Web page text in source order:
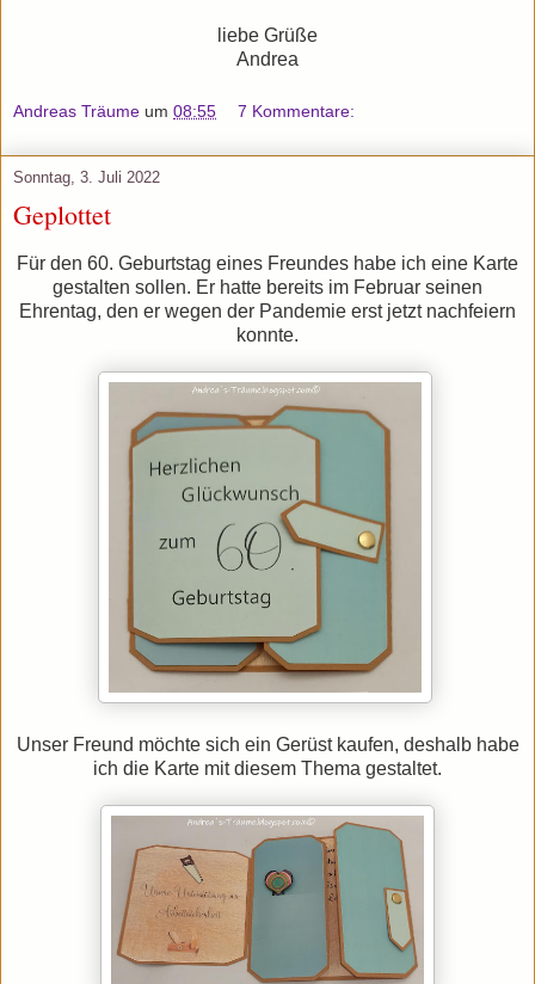
liebe Grüße
Andrea
Andreas Träume um 08:55 7 Kommentare:
Sonntag, 3. Juli 2022
Geplottet
Für den 60. Geburtstag eines Freundes habe ich eine Karte
gestalten sollen. Er hatte bereits im Februar seinen
Ehrentag, den er wegen der Pandemie erst jetzt nachfeiern
konnte.
Unser Freund möchte sich ein Gerüst kaufen, deshalb habe
ich die Karte mit diesem Thema gestaltet.